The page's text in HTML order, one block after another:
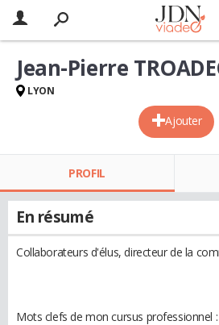
Ajouter
Jean-Pierre
LYON
PROFIL
En résumé
Collaborateurs d'élus, directeur de la
Mots clefs de mon cursus professionnel :